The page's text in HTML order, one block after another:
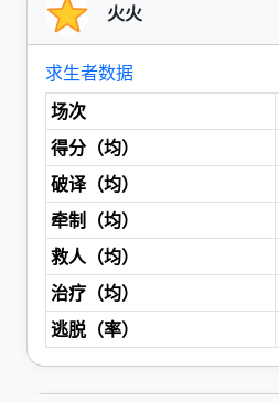
火火
求生者数据
场次
得分（均）
破译（均）
牵制（均）
救人（均）
治疗（均）
逃脱（率）